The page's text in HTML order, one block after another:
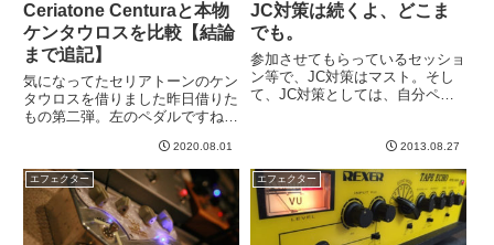
Ceriatone Centuraと本物
ケンタウロスを比較【結論
まで追記】
気になってたセリアトーンのケン
タウロスを借りました昨日借りた
もの第二弾。左のペダルですね。
て読むのかなあ？？）です。見た
目からしてそう、ケンタウロスの
コピーペダルですが、筐体までコ
ピーしてます！裏のシールの感
じ...
2020.08.01
JC対策は続くよ、どこま
でも。
参加させてもらっているセッショ
ン等で、JC対策はマスト。そし
て、JC対策としては、自分ペダ
ル界における最新のJC対策ラン
キングは、、、王座： G2D
Custom Ove...
2013.08.27
エフェクター エフェクター